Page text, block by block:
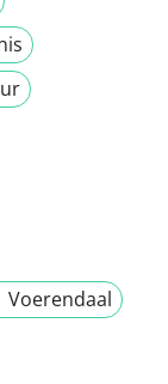
Voerendaal